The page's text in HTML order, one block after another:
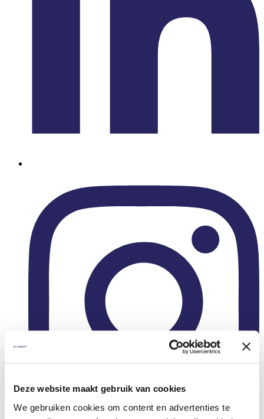
Deze website maakt gebruik van cookies
We gebruiken cookies om content en advertenties te